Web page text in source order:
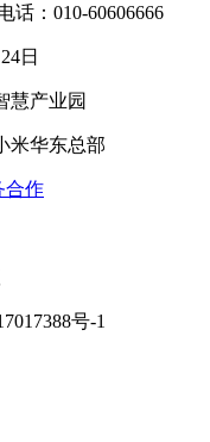
话：010-60606666
日
慧产业园
米华东总部
合作
号-1